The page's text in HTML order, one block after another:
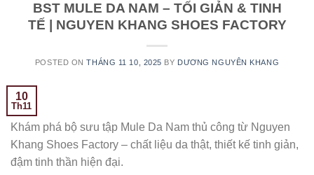
BST MULE DA NAM – TỐI GIẢN & TINH
TẾ | NGUYEN KHANG SHOES FACTORY
POSTED ONTHÁNG 11 10, 2025 BY DƯƠNG NGUYÊN KHANG
10
Th11
Khám phá bộ sưu tập Mule Da Nam thủ công từ Nguyen
Khang Shoes Factory – chất liệu da thật, thiết kế tinh giản,
đậm tinh thần hiện đại.